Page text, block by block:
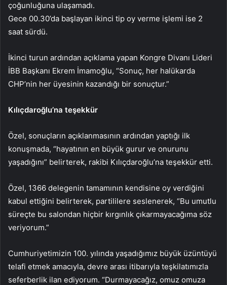
çoğunluğuna ulaşamadı.
Gece 00.30’da başlayan ikinci tip oy verme işlemi ise 2
saat sürdü.
İkinci turun ardından açıklama yapan Kongre Divanı Lideri
İBB Başkanı Ekrem İmamoğlu, “Sonuç, her halükarda
CHP’nin her üyesinin kazandığı bir sonuçtur.”
Kılıçdaroğlu’na teşekkür
Özel, sonuçların açıklanmasının ardından yaptığı ilk
konuşmada, “hayatının en büyük gurur ve onurunu
yaşadığını” belirterek, rakibi Kılıçdaroğlu’na teşekkür etti.
Özel, 1366 delegenin tamamının kendisine oy verdiğini
kabul ettiğini belirterek, partililere seslenerek, “Bu umutlu
süreçte bu salondan hiçbir kırgınlık çıkarmayacağıma söz
veriyorum.”
Cumhuriyetimizin 100. yılında yaşadığımız büyük üzüntüyü
telafi etmek amacıyla, devre arası itibarıyla teşkilatımızla
seferberlik ilan ediyorum. “Durmayacağız, omuz omuza